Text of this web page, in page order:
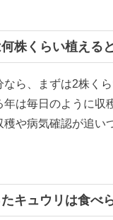
株くらい植える
なら、まずは2株く
は毎日のように収
穫や病気確認が追い
キュウリは食べ